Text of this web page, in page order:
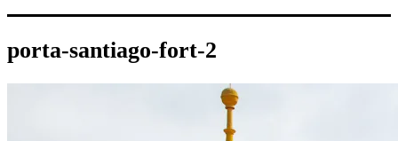
porta-santiago-fort-2